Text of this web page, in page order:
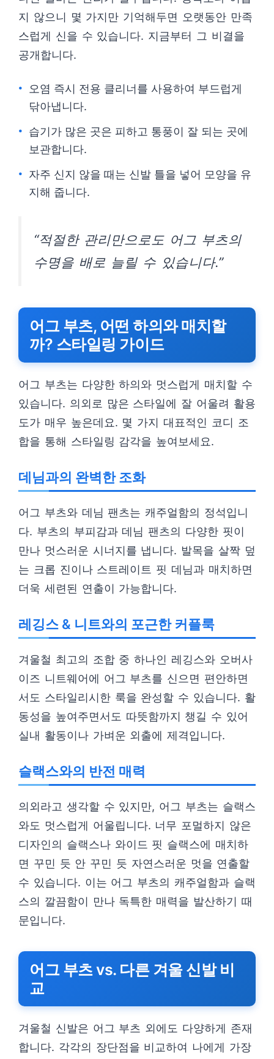
지 않으니 몇 가지만 기억해두면 오랫동안 만족
스럽게 신을 수 있습니다. 지금부터 그 비결을
공개합니다.
오염 즉시 전용 클리너를 사용하여 부드럽게
닦아냅니다.
습기가 많은 곳은 피하고 통풍이 잘 되는 곳에
보관합니다.
자주 신지 않을 때는 신발 틀을 넣어 모양을 유
지해 줍니다.
“적절한 관리만으로도 어그 부츠의
수명을 배로 늘릴 수 있습니다.”
어그 부츠, 어떤 하의와 매치할
까? 스타일링 가이드
어그 부츠는 다양한 하의와 멋스럽게 매치할 수
있습니다. 의외로 많은 스타일에 잘 어울려 활용
도가 매우 높은데요. 몇 가지 대표적인 코디 조
합을 통해 스타일링 감각을 높여보세요.
데님과의 완벽한 조화
어그 부츠와 데님 팬츠는 캐주얼함의 정석입니
다. 부츠의 부피감과 데님 팬츠의 다양한 핏이
만나 멋스러운 시너지를 냅니다. 발목을 살짝 덮
는 크롭 진이나 스트레이트 핏 데님과 매치하면
더욱 세련된 연출이 가능합니다.
레깅스 & 니트와의 포근한 커플룩
겨울철 최고의 조합 중 하나인 레깅스와 오버사
이즈 니트웨어에 어그 부츠를 신으면 편안하면
서도 스타일리시한 룩을 완성할 수 있습니다. 활
동성을 높여주면서도 따뜻함까지 챙길 수 있어
실내 활동이나 가벼운 외출에 제격입니다.
슬랙스와의 반전 매력
의외라고 생각할 수 있지만, 어그 부츠는 슬랙스
와도 멋스럽게 어울립니다. 너무 포멀하지 않은
디자인의 슬랙스나 와이드 핏 슬랙스에 매치하
면 꾸민 듯 안 꾸민 듯 자연스러운 멋을 연출할
수 있습니다. 이는 어그 부츠의 캐주얼함과 슬랙
스의 깔끔함이 만나 독특한 매력을 발산하기 때
문입니다.
어그 부츠 vs. 다른 겨울 신발 비
교
겨울철 신발은 어그 부츠 외에도 다양하게 존재
합니다. 각각의 장단점을 비교하여 나에게 가장